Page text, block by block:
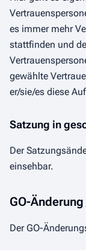
es immer mehr
stattfinden und
gewählte
er/sie/es diese
Satzung in
Der
einsehbar.
GO-Änderung
Der GO-